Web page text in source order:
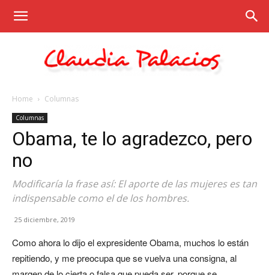
Home Columnas
Columnas
Obama, te lo agradezco, pero
no
Modificaría la frase así: El aporte de las mujeres es tan
indispensable como el de los hombres.
25 diciembre, 2019
Como ahora lo dijo el expresidente Obama, muchos lo están
repitiendo, y me preocupa que se vuelva una consigna, al